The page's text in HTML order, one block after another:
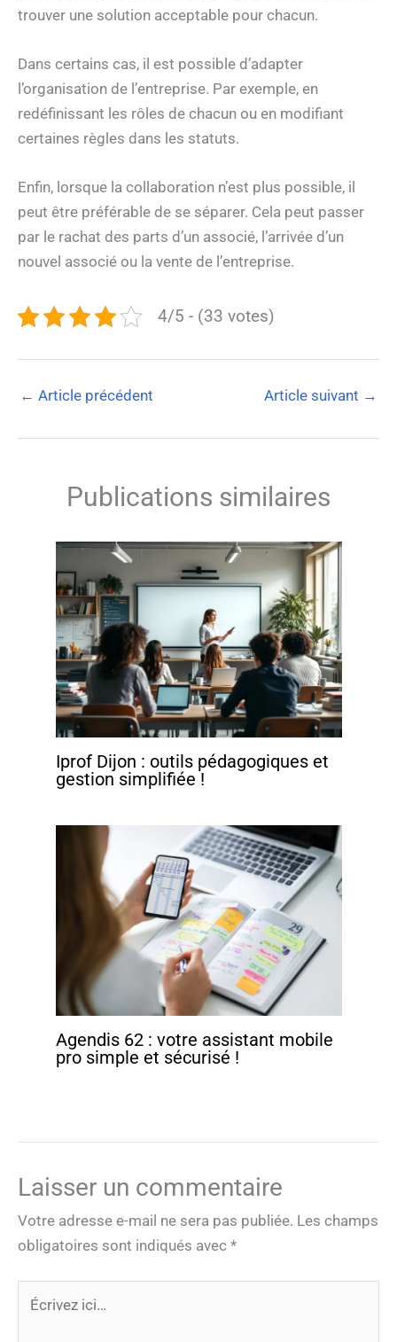
trouver une solution acceptable pour chacun.
Dans certains cas, il est possible d’adapter
l’organisation de l’entreprise. Par exemple, en
redéfinissant les rôles de chacun ou en modifiant
certaines règles dans les statuts.
Enfin, lorsque la collaboration n’est plus possible, il
peut être préférable de se séparer. Cela peut passer
par le rachat des parts d’un associé, l’arrivée d’un
nouvel associé ou la vente de l’entreprise.
4/5 - (33 votes)
← Article précédent Article suivant →
Publications similaires
Iprof Dijon : outils pédagogiques et
gestion simplifiée !
Agendis 62 : votre assistant mobile
pro simple et sécurisé !
Laisser un commentaire
Votre adresse e-mail ne sera pas publiée. Les champs
obligatoires sont indiqués avec *